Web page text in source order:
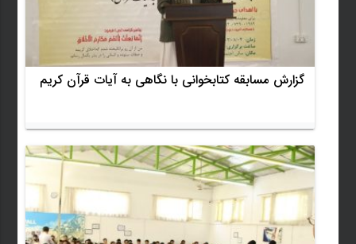
گزارش مسابقه کتابخوانی با نگاهی به آیات قرآن کریم